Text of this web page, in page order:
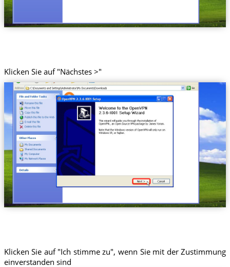
Klicken Sie auf "Nächstes >"
Klicken Sie auf "Ich stimme zu", wenn Sie mit der Zustimmung
einverstanden sind